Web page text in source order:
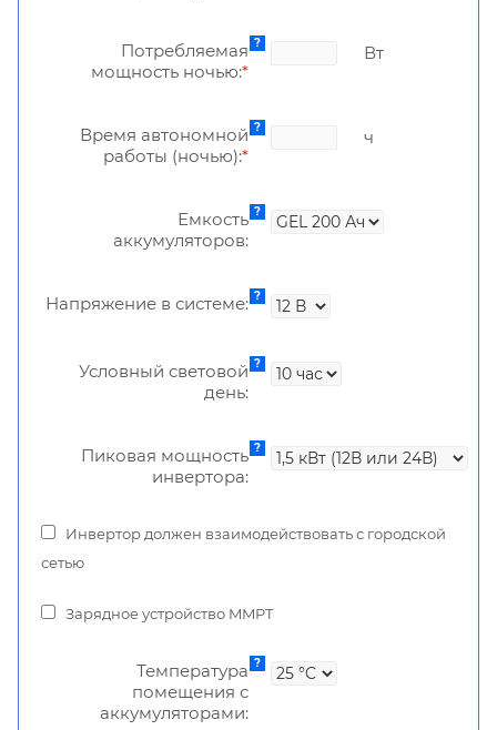
Потребляемая
мощность ночью:*
Вт
Время автономной
работы (ночью):*
ч
Емкость
аккумуляторов:
Напряжение в системе:
Условный световой
день:
Пиковая мощность
инвертора:
Инвертор должен взаимодействовать с городской
сетью
Зарядное устройство MMPT
Температура
помещения с
аккумуляторами: